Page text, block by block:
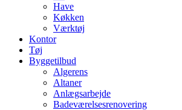
Have
Køkken
Værktøj
Kontor
Tøj
Byggetilbud
Algerens
Altaner
Anlægsarbejde
Badeværelsesrenovering